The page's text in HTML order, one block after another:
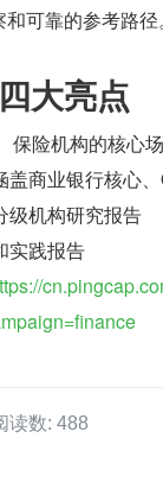
可靠的参考路径。
大亮点
保险机构的核心
商业银行核心
级机构研究报告
实践报告
读数: 488